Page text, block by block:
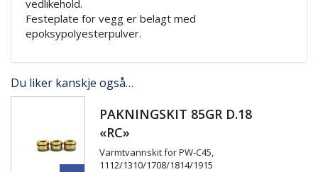
vedlikehold.
Festeplate for vegg er belagt med
epoksypolyesterpulver.
Du liker kanskje også…
PAKNINGSKIT 85GR D.18
«RC»
Varmtvannskit for PW-C45,
1112/1310/1708/1814/1915